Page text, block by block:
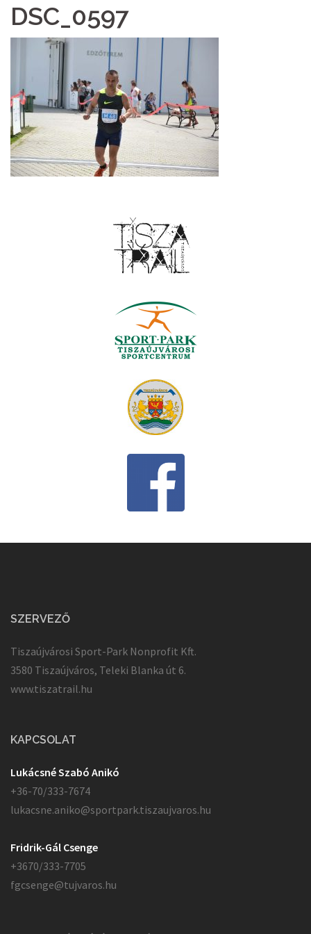
DSC_0597
SZERVEZŐ
Tiszaújvárosi Sport-Park Nonprofit Kft.
3580 Tiszaújváros, Teleki Blanka út 6.
www.tiszatrail.hu
KAPCSOLAT
Lukácsné Szabó Anikó
+36-70/333-7674
lukacsne.aniko@sportpark.tiszaujvaros.hu
Fridrik-Gál Csenge
+3670/333-7705
fgcsenge@tujvaros.hu